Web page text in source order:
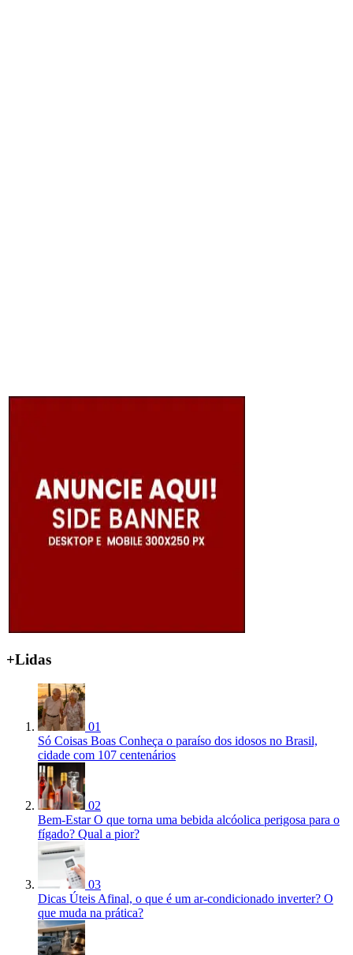
+Lidas
01
Só Coisas Boas Conheça o paraíso dos idosos no Brasil,
cidade com 107 centenários
02
Bem-Estar O que torna uma bebida alcóolica perigosa para o
fígado? Qual a pior?
03
Dicas Úteis Afinal, o que é um ar-condicionado inverter? O
que muda na prática?